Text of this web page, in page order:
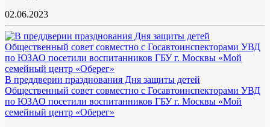
02.06.2023
В преддверии празднования Дня защиты детей
Общественный совет совместно с Госавтоинспекторами УВД
по ЮЗАО посетили воспитанников ГБУ г. Москвы «Мой
семейный центр «Оберег»